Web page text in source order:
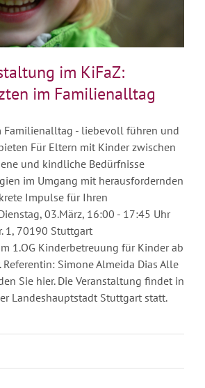
im KiFaZ:
im Familienalltag
Familienalltag - liebevoll führen und
Für Eltern mit Kinder zwischen
und kindliche Bedürfnisse
im Umgang mit herausfordernden
Impulse für Ihren
03.März, 16:00 - 17:45 Uhr
1, 70190 Stuttgart
1.OG Kinderbetreuung für Kinder ab
Referentin: Simone Almeida Dias Alle
Sie hier. Die Veranstaltung findet in
Landeshauptstadt Stuttgart statt.